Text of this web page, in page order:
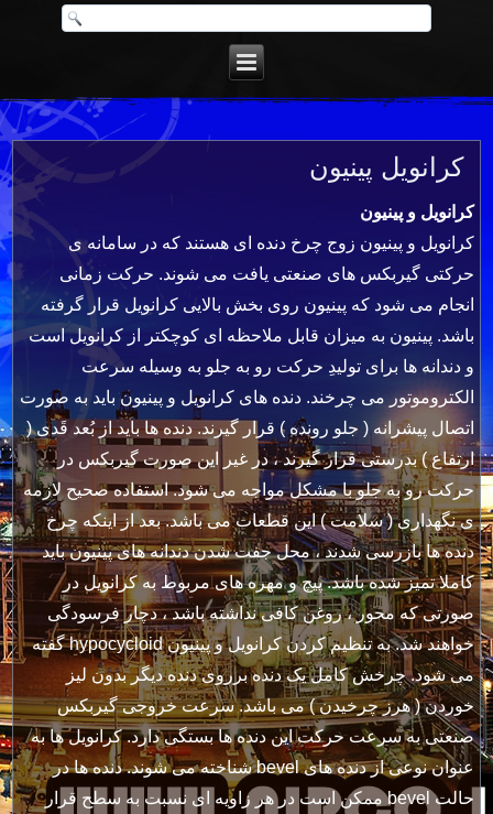
کرانویل پینیون
کرانویل و پینیون
کرانویل و پینیون زوج چرخ دنده ای هستند که در سامانه ی
حرکتی گیربکس های صنعتی یافت می شوند. حرکت زمانی
انجام می شود که پینیون روی بخش بالایی کرانویل قرار گرفته
باشد. پینیون به میزان قابل ملاحظه ای کوچکتر از کرانویل است
و دندانه ها برای تولیدِ حرکت رو به جلو به وسیله سرعت
الکتروموتور می چرخند. دنده های کرانویل و پینیون باید به صورت
اتصال پیشرانه ( جلو رونده ) قرار گیرند. دنده ها باید از بُعد قَدی (
ارتفاع ) بدرستی قرار گیرند ، در غیر این صورت گیربکس در
حرکت رو به جلو با مشکل مواجه می شود. استفاده صحیح لازمه
ی نگهداری ( سلامت ) این قطعات می باشد. بعد از اینکه چرخ
دنده ها بازرسی شدند ، محل جفت شدن دندانه های پینیون باید
کاملا تمیز شده باشد. پیچ و مهره های مربوط به کرانویل در
صورتی که محور ، روغن کافی نداشته باشد ، دچار فرسودگی
خواهند شد. به تنظیم کردن کرانویل و پینیون hypocycloid گفته
می شود. چرخش کامل یک دنده برروی دنده دیگر بدون لیز
خوردن ( هرز چرخیدن ) می باشد. سرعت خروجی گیربکس
صنعتی به سرعت حرکت این دنده ها بستگی دارد. کرانویل ها به
عنوان نوعی از دنده های bevel شناخته می شوند. دنده ها در
حالت bevel ممکن است در هر زاویه ای نسبت به سطح قرار